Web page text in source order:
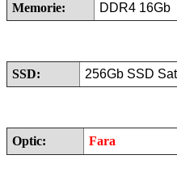
Memorie: DDR4 16Gb
SSD: 256Gb SSD
Optic: Fara